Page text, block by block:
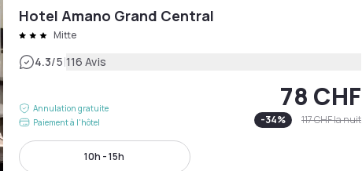
Hotel Amano Grand Central
Mitte
4.3/5|116 Avis
Annulation gratuite
Paiement à l'hôtel
78 CHF
-34% 117 CHFla nuit
10h - 15h